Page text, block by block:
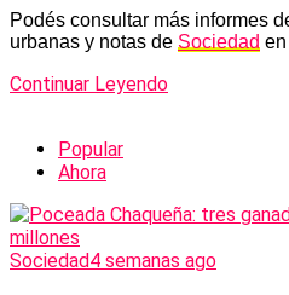
Podés consultar más informes
urbanas y notas de Sociedad
Continuar Leyendo
Popular
Ahora
Sociedad4 semanas ago